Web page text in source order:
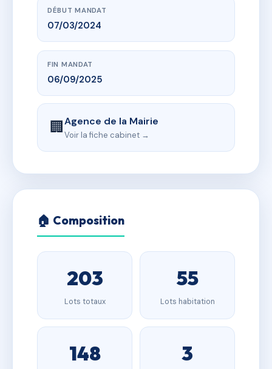
DÉBUT MANDAT
07/03/2024
FIN MANDAT
06/09/2025
🏢Agence de la Mairie
Voir la fiche cabinet →
🏠 Composition
203
Lots totaux
55
Lots habitation
148 3